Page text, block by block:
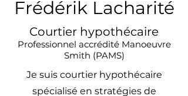
Frédérik Lacharité
Courtier hypothécaire
Professionnel accrédité Manoeuvre
Smith (PAMS)
Je suis courtier hypothécaire
spécialisé en stratégies de